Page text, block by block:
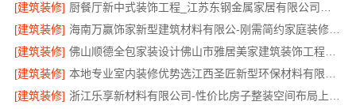
[建筑装修]
[建筑装修]
海南万赢饰家新型建筑材料有限公-刚需简约家庭装修工期提速
[建筑装修]
佛山顺德全包家装设计佛山市雅居美家建筑装饰工程有限公司
[建筑装修]
[建筑装修]